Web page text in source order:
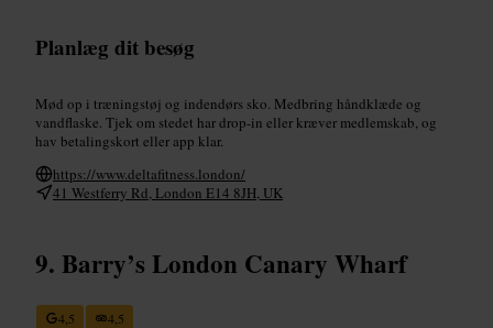
Planlæg dit besøg
Mød op i træningstøj og indendørs sko. Medbring håndklæde og
vandflaske. Tjek om stedet har drop-in eller kræver medlemskab, og
hav betalingskort eller app klar.
https://www.deltafitness.london/
41 Westferry Rd, London E14 8JH, UK
Barry’s London Canary Wharf
4,5 4,5